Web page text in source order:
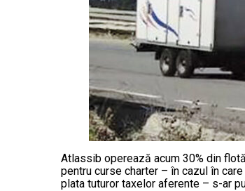
Atlassib operează acum 30% din
pentru curse charter – în cazul în
plata tuturor taxelor aferente – s-ar